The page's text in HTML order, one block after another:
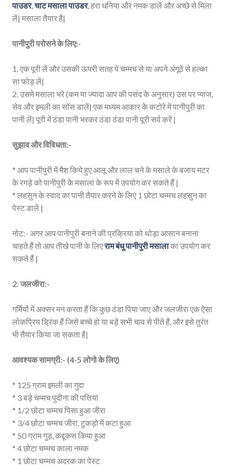
पाउडर,चाट मसाला पाउडर, हरा धनिया और नमक डालें और अच्छे से मिला
लें| मसाला तैयार है|
पानीपुरी परोसने के लिए:-
1. एक पूरी लें और उसकी ऊपरी सतह पे चम्मच से या अपने अंगूठे से हल्का
सा फोड़ लें|
2. उसमे मसाला भरे (कम या ज्यादा आप की पसंद के अनुसार) उस पर प्याज,
सेव और इमली का सॉस डालें| एक मध्यम आकार के कटोरे में पानीपुरी का
पानी लें| पूरी में ठंडा पानी भरकर ठंडा ठंडा पानी पूरी सर्व करें |
सुझाव और विविधता:-
* आप पानीपुरी में मैश किये हुए आलू और लाल चने के मसाले के बजाय मटर
के रगड़े को पानीपुरी के मसाला के रूप में उपयोग कर सकते हैं |
* लहसुन के स्वाद का पानी तैयार करने के लिए 1 छोटा चम्मच लहसुन का
पेस्ट डालें |
नोट:- अगर आप पानीपुरी बनाने की प्रक्रिया को थोड़ा आसान बनाना
चाहते हैं तो आप तीखे पानी के लिएराम बंधु पानीपुरी मसालाका उपयोग कर
सकते हैं |
2. जलजीरा:-
गर्मियों में अक्सर मन करता हैं कि कुछ ठंडा पिया जाए और जलजीरा एक ऐसा
लोकप्रिय ड्रिंक हैं जिसे बच्चे हो या बड़े सभी चाव से पीते हैं, और इसे तुरंत
भी तैयार किया जा सकता है|
आवश्यक सामग्री:- (4-5 लोगो के लिए)
* 125 ग्राम इमली का गुदा
* 3 बड़े चम्मच पुदीना की पत्तियां
* 1/2 छोटा चम्मच पिसा हुआ जीरा
* 3/4 छोटा चम्मच जीरा, टुकड़ो में कटा हुआ
* 50 ग्राम गुड़, कद्दूकस किया हुआ
* 4 छोटा चम्मच काला नमक
* 1 छोटा चम्मच अदरक का पेस्ट